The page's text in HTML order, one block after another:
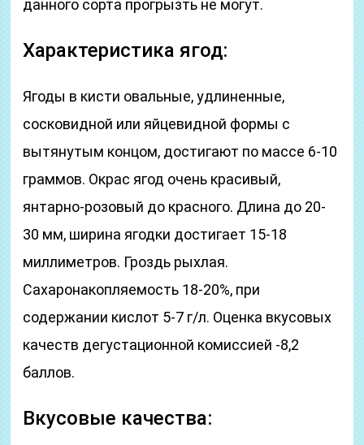
данного сорта прогрызть не могут.
Характеристика ягод:
Ягоды в кисти овальные, удлиненные,
сосковидной или яйцевидной формы с
вытянутым концом, достигают по массе 6-10
граммов. Окрас ягод очень красивый,
янтарно-розовый до красного. Длина до 20-
30 мм, ширина ягодки достигает 15-18
миллиметров. Гроздь рыхлая.
Сахаронакопляемость 18-20%, при
содержании кислот 5-7 г/л. Оценка вкусовых
качеств дегустационной комиссией -8,2
баллов.
Вкусовые качества: